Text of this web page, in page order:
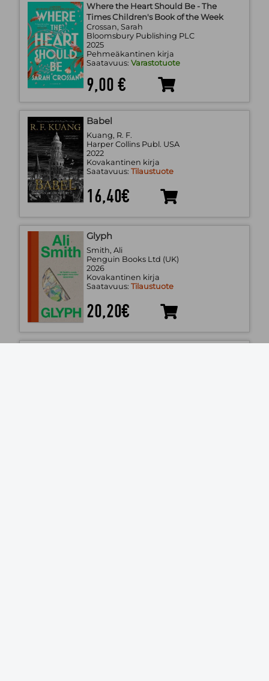
Where the Heart Should Be - The
Times Children's Book of the Week
Crossan, Sarah
Bloomsbury Publishing PLC
2025
Pehmeäkantinen kirja
Saatavuus: Varastotuote
9,00 €
Babel
Kuang, R. F.
Harper Collins Publ. USA
2022
Kovakantinen kirja
Saatavuus: Tilaustuote
16,40€
Glyph
Smith, Ali
Penguin Books Ltd (UK)
2026
Kovakantinen kirja
Saatavuus: Tilaustuote
20,20€